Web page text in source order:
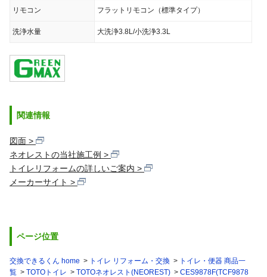
リモコン フラットリモコン（標準タイプ）
洗浄水量 大洗浄3.8L/小洗浄3.3L
関連情報
図面
ネオレストの当社施工例
トイレリフォームの詳しいご案内
メーカーサイト
ページ位置
交換できるくん home トイレ リフォーム・交換
トイレ・便器 商品一
覧
TOTOトイレ TOTOネオレスト(NEOREST)
CES9878F(TCF9878